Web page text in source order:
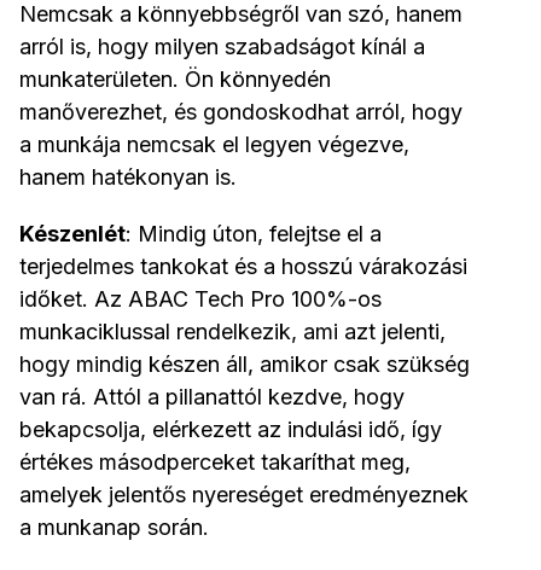
Nemcsak a könnyebbségről van szó, hanem
arról is, hogy milyen szabadságot kínál a
munkaterületen. Ön könnyedén
manőverezhet, és gondoskodhat arról, hogy
a munkája nemcsak el legyen végezve,
hanem hatékonyan is.
Készenlét: Mindig úton, felejtse el a
terjedelmes tankokat és a hosszú várakozási
időket. Az ABAC Tech Pro 100%-os
munkaciklussal rendelkezik, ami azt jelenti,
hogy mindig készen áll, amikor csak szükség
van rá. Attól a pillanattól kezdve, hogy
bekapcsolja, elérkezett az indulási idő, így
értékes másodperceket takaríthat meg,
amelyek jelentős nyereséget eredményeznek
a munkanap során.